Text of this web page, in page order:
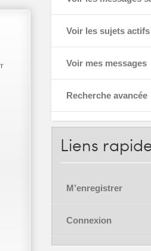
Voir les sujets actifs
Voir mes messages
Recherche avancée
Liens
M’enregistrer
Connexion